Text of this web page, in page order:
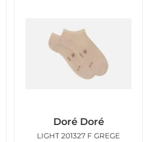
Doré Doré
LIGHT 201327 F GREGE